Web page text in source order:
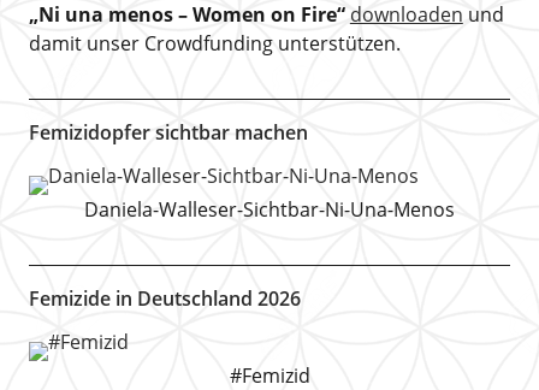
„Ni una menos – Women on Fire“ downloaden und
damit unser Crowdfunding unterstützen.
Femizidopfer sichtbar machen
Daniela-Walleser-Sichtbar-Ni-Una-Menos
Femizide in Deutschland 2026
#Femizid